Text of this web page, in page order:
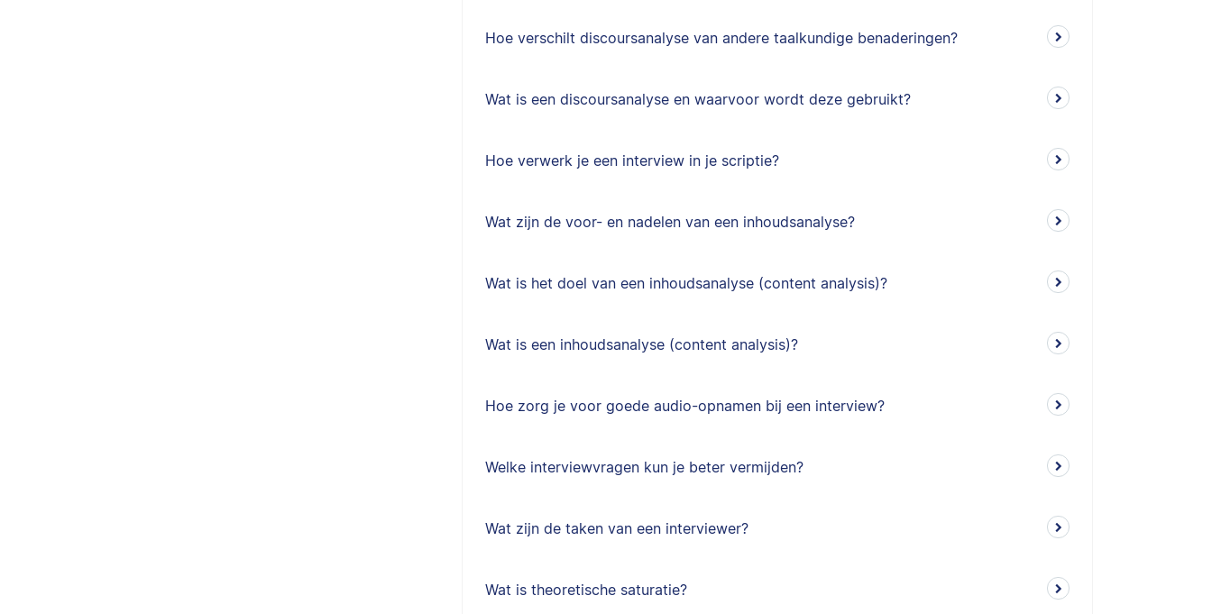
Hoe verschilt discoursanalyse van andere taalkundige benaderingen?
Wat is een discoursanalyse en waarvoor wordt deze gebruikt?
Hoe verwerk je een interview in je scriptie?
Wat zijn de voor- en nadelen van een inhoudsanalyse?
Wat is het doel van een inhoudsanalyse (content analysis)?
Wat is een inhoudsanalyse (content analysis)?
Hoe zorg je voor goede audio-opnamen bij een interview?
Welke interviewvragen kun je beter vermijden?
Wat zijn de taken van een interviewer?
Wat is theoretische saturatie?